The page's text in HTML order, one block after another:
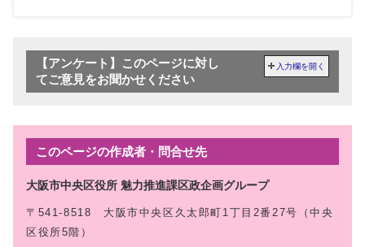
【アンケート】このページに対し
てご意見をお聞かせください
入力欄を開く
このページの作成者・問合せ先
大阪市中央区役所 魅力推進課区政企画グループ
〒541-8518 大阪市中央区久太郎町1丁目2番27号（中央
区役所5階）